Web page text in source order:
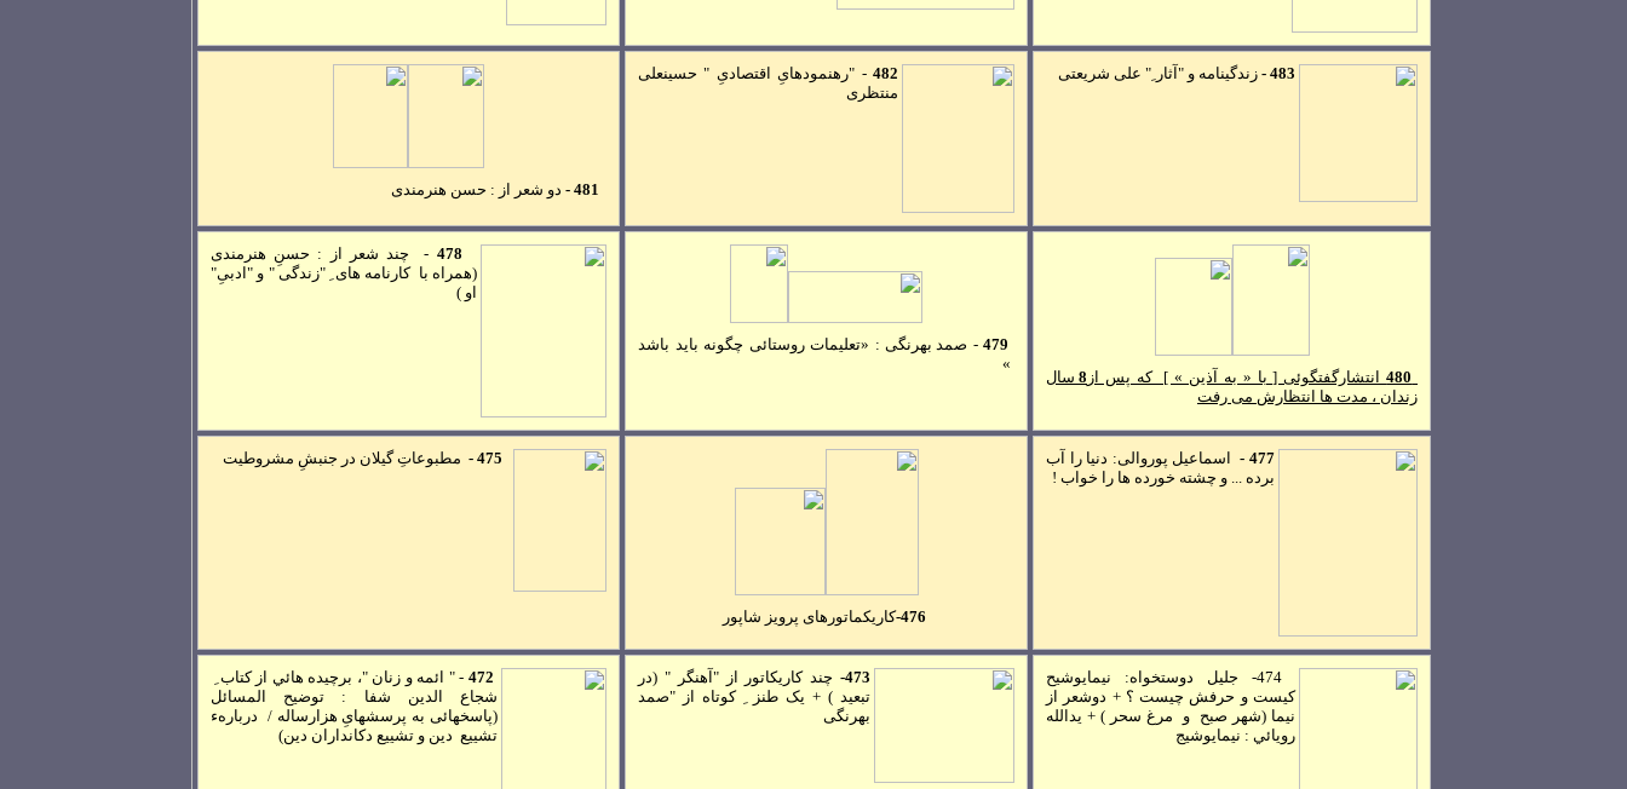
481 - دو شعر از : حسن هنرمندی
482
- "رهنمودهایِ اقتصادیِ " حسينعلی
منتظری
483
- زندگينامه و "آثار ِ" علی شريعتی
- 478
چند شعر از : حسنِ هنرمندی
(همراه با کارنامه های ِ "زندگی " و "ادبیِ"
او )
479
- صمد بهرنگی : «تعليمات روستائی چگونه بايد باشد
»
480انتشارگفتگوئی [ با « به آذين » ] که پس از 8 سال
زندان ، مدت ها انتظارش می رفت
475 - مطبوعاتِ گيلان در جنبشِ مشروطيت
476- کاريکماتورهای پرويز شاپور
477 - اسماعيل پوروالی: دنيا را آب
برده ... و چشته خورده ها را خواب !
-" ائمه و زنان "، برچيده هائي از کتاب ِ
شجاع الدين شفا : توضيح المسائل
(پاسخهائی به پرسشهایِ هزارساله / دربارهء
تشييع دين و تشييع دکانداران دين)
473
- چند کاريکاتور از "آهنگر " (در
تبعيد )+ يک طنز ِ کوتاه از "صمد
بهرنگی
474- جليل دوستخواه:
نيمايوشيح
کيست و حرفش چيست ؟ + دوشعر از
نيما (شهر صبح و مرغ سحر ) + يدالله
رويائي : نيمايوشيج